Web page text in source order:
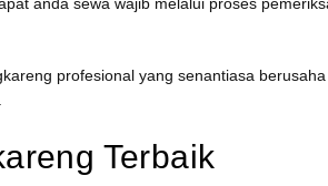
profesional yang senantiasa
Terbaik